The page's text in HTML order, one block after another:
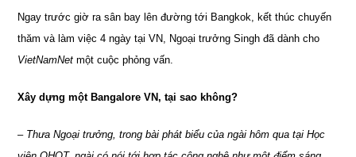
Ngay trước giờ ra sân bay lên đường tới Bangkok, kết thúc chuyến
thăm và làm việc 4 ngày tại VN, Ngoại trưởng Singh đã dành cho
VietNamNet một cuộc phỏng vấn.
Xây dựng một Bangalore VN, tại sao không?
– Thưa Ngoại trưởng, trong bài phát biểu của ngài hôm qua tại Học